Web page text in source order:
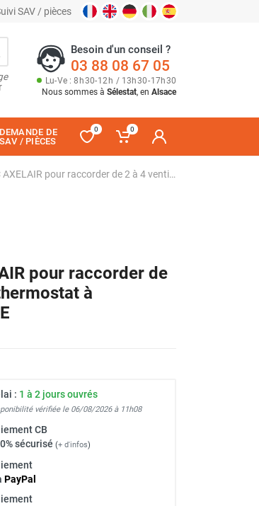
SAV / pièces
Besoin d'un conseil ?
03 88 08 67 05
Lu-Ve : 8h30-12h / 13h30-17h30
Nous sommes à Sélestat, en Alsace
DEMANDE DE
SAV / PIÈCES
0 0
Interface de commande R4VC AXELAIR pour raccorder de 2 à 4 ventilo convecteur sur un seul thermostat à commande à distance CADVC ou TAE
pour raccorder de
à
: 1 à 2 jours ouvrés
vérifiée le 06/08/2026 à 11h08
CB
sécurisé (+ d'infos)
PayPal